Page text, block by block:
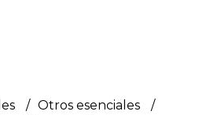
Otros esenciales